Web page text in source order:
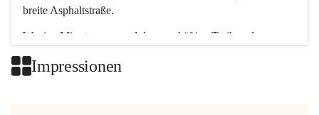
breite Asphaltstraße.
Wenige Minuten nur, und das geschäftige Treiben der
Impressionen